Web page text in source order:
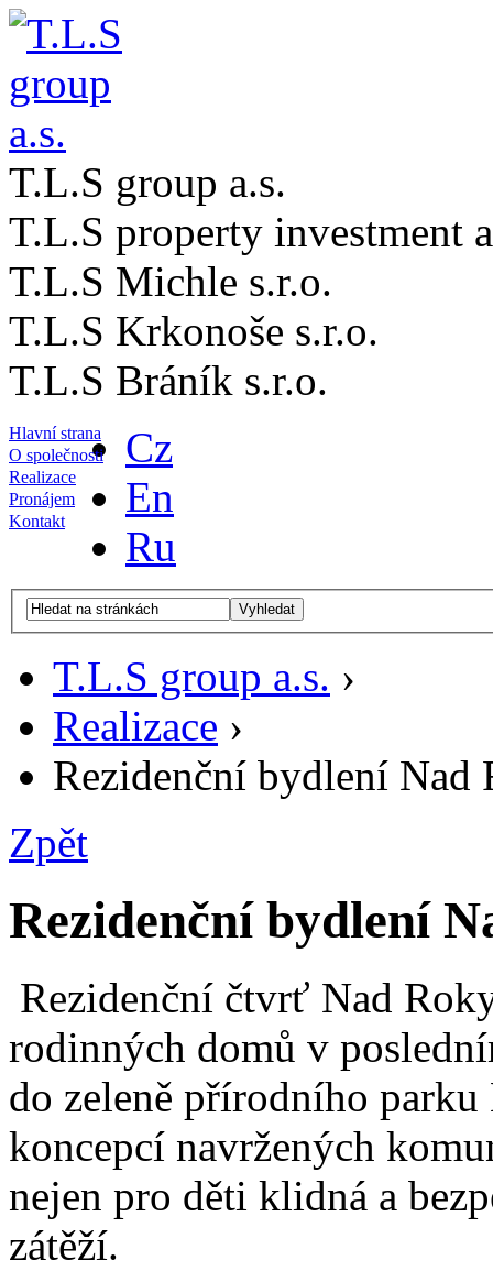
T.L.S group a.s.
T.L.S property investment
T.L.S Michle s.r.o.
T.L.S Krkonoše s.r.o.
T.L.S Bráník s.r.o.
Hlavní strana
O společnosti
Realizace
Pronájem
Kontakt
Cz
En
Ru
Vyhledat
T.L.S group a.s. ›
Realizace ›
Rezidenční bydlení Nad
Zpět
Rezidenční bydlení
Rezidenční čtvrť Nad
rodinných domů v
do zeleně přírodního
koncepcí navržených
nejen pro děti klidná a
zátěží.